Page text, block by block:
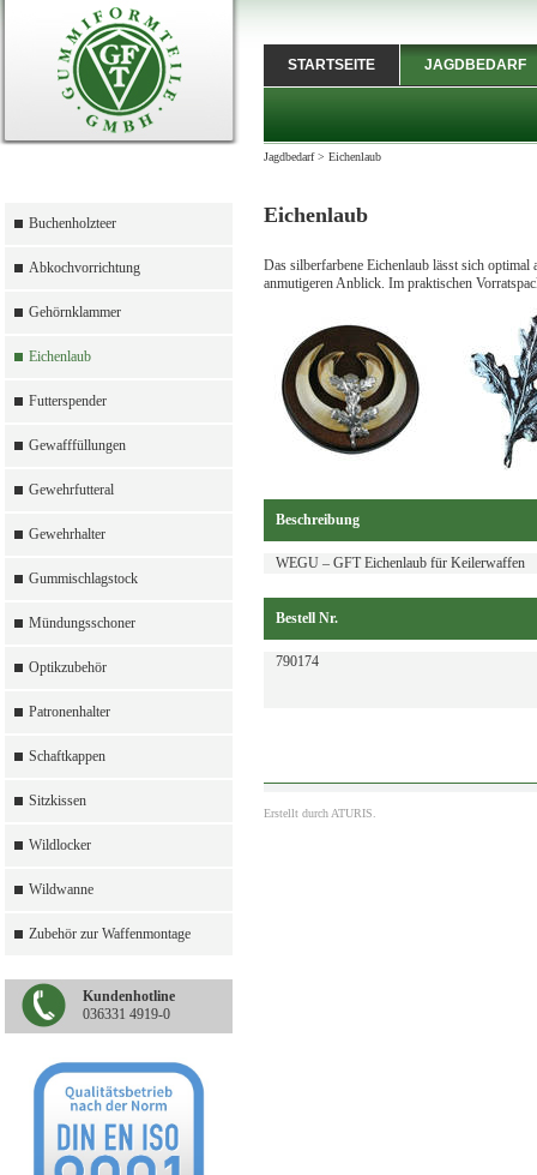
Buchenholzteer
Abkochvorrichtung
Gehörnklammer
Eichenlaub
Futterspender
Gewafffüllungen
Gewehrfutteral
Gewehrhalter
Gummischlagstock
Mündungsschoner
Optikzubehör
Patronenhalter
Schaftkappen
Sitzkissen
Wildlocker
Wildwanne
Zubehör zur Waffenmontage
Kundenhotline
036331 4919-0
STARTSEITE JAGDBEDARF
Jagdbedarf> Eichenlaub
Eichenlaub
Das silberfarbene Eichenlaub lässt sich
anmutigeren Anblick. Im praktischen
Beschreibung
WEGU – GFT Eichenlaub für Keilerwaffen
Bestell Nr.
790174
Erstellt durch ATURIS.